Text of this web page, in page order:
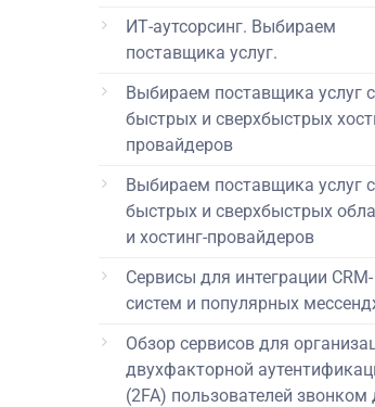
ИТ-аутсорсинг. Выбираем
поставщика услуг.
Выбираем поставщика услуг
быстрых и сверхбыстрых
провайдеров
Выбираем поставщика услуг
быстрых и сверхбыстрых
и хостинг-провайдеров
Сервисы для интеграции CRM-
систем и популярных
Обзор сервисов для
двухфакторной
(2FA) пользователей звонком